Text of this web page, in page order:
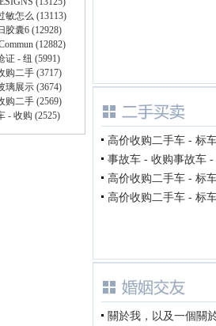
高价收购二手车 - 标
事故车 - 收购事故车
高价收购二手车 - 标
高价收购二手车 - 标
關於我，以及一個關